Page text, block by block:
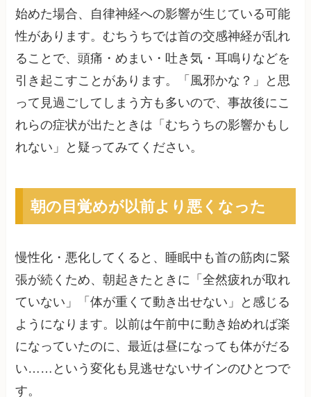
始めた場合、自律神経への影響が生じている可能
性があります。むちうちでは首の交感神経が乱れ
ることで、頭痛・めまい・吐き気・耳鳴りなどを
引き起こすことがあります。「風邪かな？」と思
って見過ごしてしまう方も多いので、事故後にこ
れらの症状が出たときは「むちうちの影響かもし
れない」と疑ってみてください。
朝の目覚めが以前より悪くなった
慢性化・悪化してくると、睡眠中も首の筋肉に緊
張が続くため、朝起きたときに「全然疲れが取れ
ていない」「体が重くて動き出せない」と感じる
ようになります。以前は午前中に動き始めれば楽
になっていたのに、最近は昼になっても体がだる
い……という変化も見逃せないサインのひとつで
す。